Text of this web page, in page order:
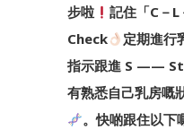
步啦
記住「C－
Check
定期進
指示跟進 S ——
有熟悉自己乳房嘅
。快啲跟住以下